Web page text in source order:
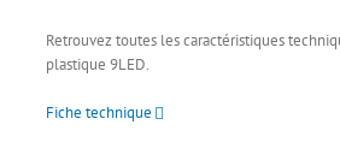
Retrouvez toutes les caractéristiques
plastique 9LED.
Fiche technique